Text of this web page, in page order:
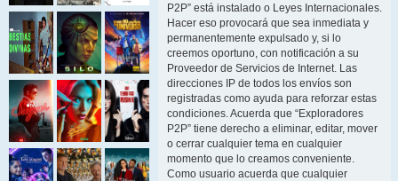
P2P” está instalado o Leyes Internacionales.
Hacer eso provocará que sea inmediata y
permanentemente expulsado y, si lo
creemos oportuno, con notificación a su
Proveedor de Servicios de Internet. Las
direcciones IP de todos los envíos son
registradas como ayuda para reforzar estas
condiciones. Acuerda que “Exploradores
P2P” tiene derecho a eliminar, editar, mover
o cerrar cualquier tema en cualquier
momento que lo creamos conveniente.
Como usuario acuerda que cualquier